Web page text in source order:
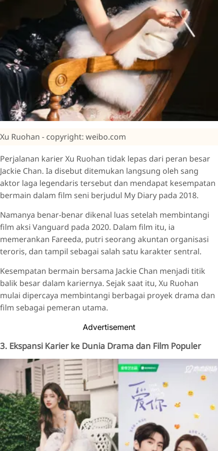
Xu Ruohan - copyright: weibo.com
Perjalanan karier Xu Ruohan tidak lepas dari peran besar
Jackie Chan. Ia disebut ditemukan langsung oleh sang
aktor laga legendaris tersebut dan mendapat kesempatan
bermain dalam film seni berjudul My Diary pada 2018.
Namanya benar-benar dikenal luas setelah membintangi
film aksi Vanguard pada 2020. Dalam film itu, ia
memerankan Fareeda, putri seorang akuntan organisasi
teroris, dan tampil sebagai salah satu karakter sentral.
Kesempatan bermain bersama Jackie Chan menjadi titik
balik besar dalam kariernya. Sejak saat itu, Xu Ruohan
mulai dipercaya membintangi berbagai proyek drama dan
film sebagai pemeran utama.
Advertisement
3. Ekspansi Karier ke Dunia Drama dan Film Populer